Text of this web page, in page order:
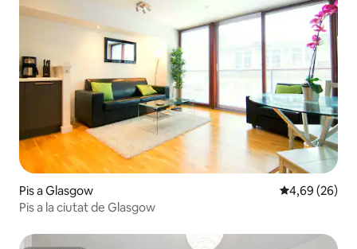
Pis a Glasgow 4,69 de
4,69 (26)
Pis a la ciutat de Glasgow